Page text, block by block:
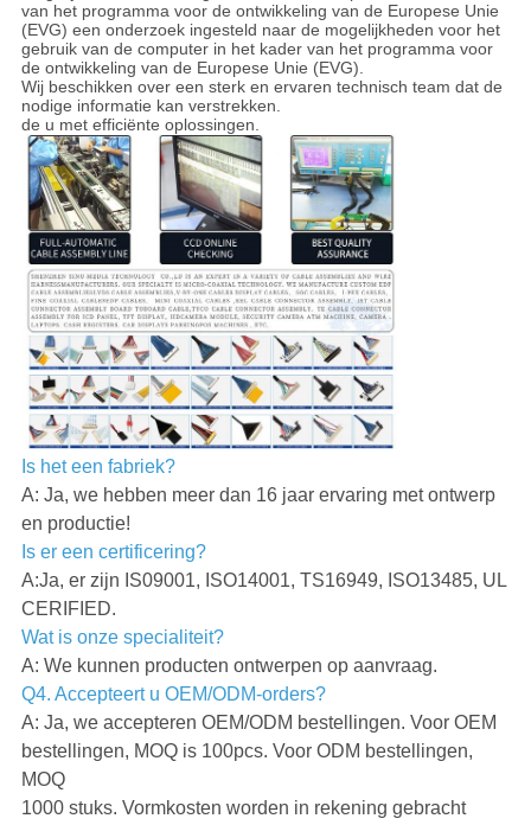
van het programma voor de ontwikkeling van de Europese Unie
(EVG) een onderzoek ingesteld naar de mogelijkheden voor het
gebruik van de computer in het kader van het programma voor
de ontwikkeling van de Europese Unie (EVG).
Wij beschikken over een sterk en ervaren technisch team dat de
nodige informatie kan verstrekken.
de u met efficiënte oplossingen.
Is het een fabriek?
A: Ja, we hebben meer dan 16 jaar ervaring met ontwerp
en productie!
Is er een certificering?
A:Ja, er zijn IS09001, ISO14001, TS16949, ISO13485, UL
CERIFIED.
Wat is onze specialiteit?
A: We kunnen producten ontwerpen op aanvraag.
Q4. Accepteert u OEM/ODM-orders?
A: Ja, we accepteren OEM/ODM bestellingen. Voor OEM
bestellingen, MOQ is 100pcs. Voor ODM bestellingen,
MOQ
1000 stuks. Vormkosten worden in rekening gebracht